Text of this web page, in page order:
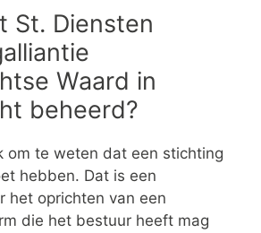
St. Diensten
Waard in
beheerd?
om te weten dat een stichting
hebben. Dat is een
het oprichten van een
die het bestuur heeft mag